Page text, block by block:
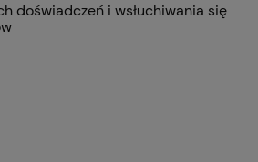
doświadczeń i wsłuchiwania się